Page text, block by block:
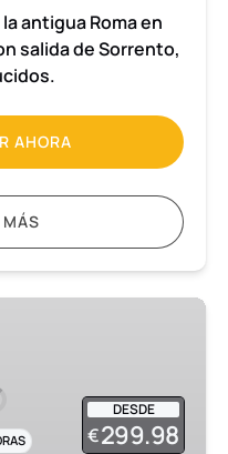
antigua Roma en
salida de Sorrento,
AHORA
DESDE
€299.98